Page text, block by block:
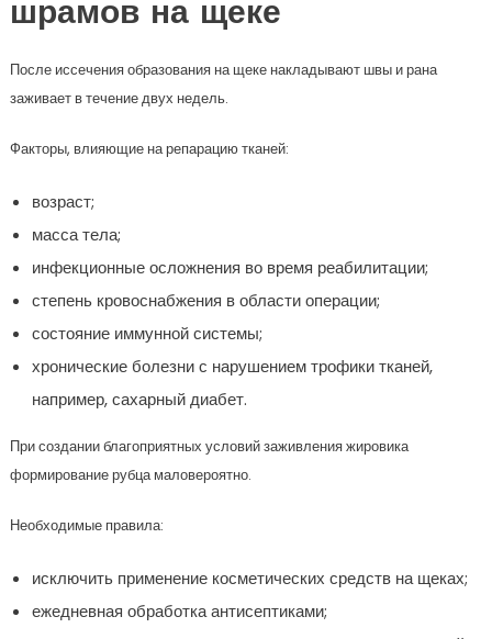
шрамов на щеке
После иссечения образования на щеке накладывают швы и рана
заживает в течение двух недель.
Факторы, влияющие на репарацию тканей:
возраст;
масса тела;
инфекционные осложнения во время реабилитации;
степень кровоснабжения в области операции;
состояние иммунной системы;
хронические болезни с нарушением трофики тканей,
например, сахарный диабет.
При создании благоприятных условий заживления жировика
формирование рубца маловероятно.
Необходимые правила:
исключить применение косметических средств на щеках;
ежедневная обработка антисептиками;